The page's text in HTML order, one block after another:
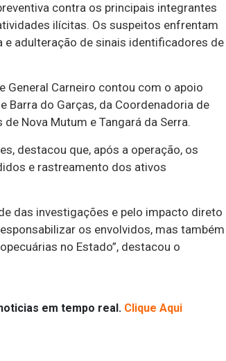
contra os principais integrantes
ilícitas. Os suspeitos enfrentam
adulteração de sinais identificadores de
General Carneiro contou com o apoio
Barra do Garças, da Coordenadoria de
Nova Mutum e Tangará da Serra.
destacou que, após a operação, os
e rastreamento dos ativos
das investigações e pelo impacto direto
os envolvidos, mas também
no Estado”, destacou o
em tempo real. Clique Aqui